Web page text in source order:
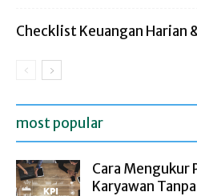
Checklist Keuangan Harian
most popular
Cara
Karyawan